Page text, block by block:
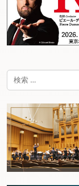
検